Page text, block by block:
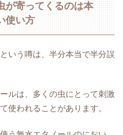
が寄ってくるのは本
使い方
いう噂は、半分本当で半分誤
ルは、多くの虫にとって刺激
使われることがあります。